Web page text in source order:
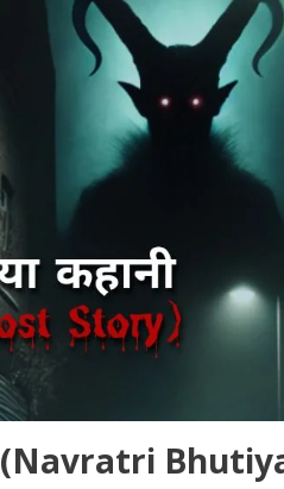
(Navratri